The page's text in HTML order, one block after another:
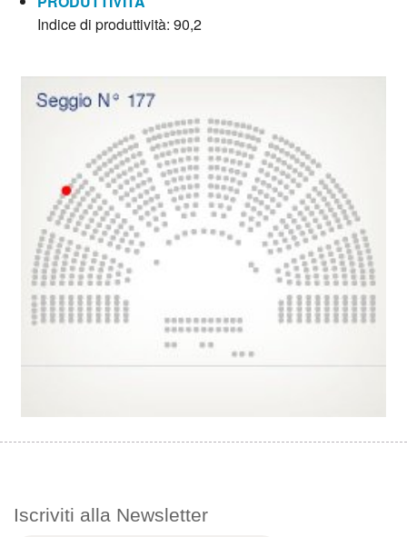
Indice di produttività: 90,2
Iscriviti alla Newsletter